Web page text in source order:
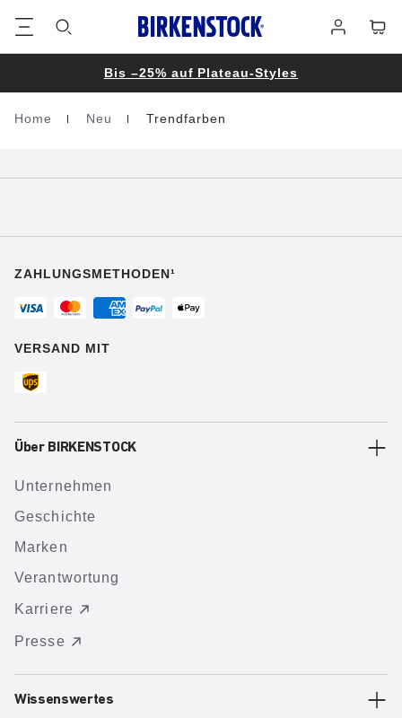
Bis –25% auf Plateau-Styles
Homepage
Home Neu Trendfarben
ZAHLUNGSMETHODEN¹
VERSAND MIT
Über BIRKENSTOCK
Unternehmen
Geschichte
Marken
Verantwortung
Karriere
Presse
Wissenswertes